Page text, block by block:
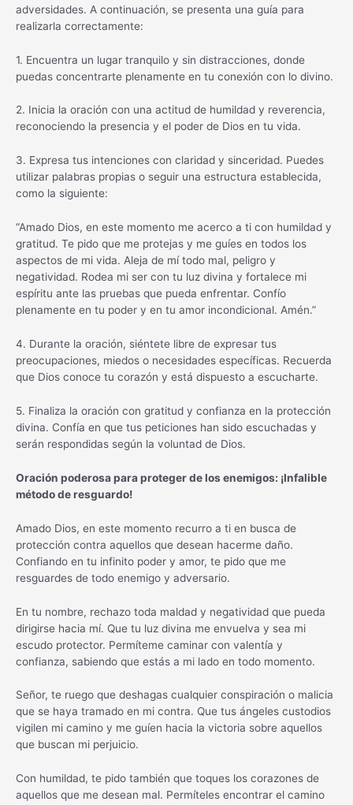
adversidades. A continuación, se presenta una guía para
realizarla correctamente:
1. Encuentra un lugar tranquilo y sin distracciones, donde
puedas concentrarte plenamente en tu conexión con lo divino.
2. Inicia la oración con una actitud de humildad y reverencia,
reconociendo la presencia y el poder de Dios en tu vida.
3. Expresa tus intenciones con claridad y sinceridad. Puedes
utilizar palabras propias o seguir una estructura establecida,
como la siguiente:
“Amado Dios, en este momento me acerco a ti con humildad y
gratitud. Te pido que me protejas y me guíes en todos los
aspectos de mi vida. Aleja de mí todo mal, peligro y
negatividad. Rodea mi ser con tu luz divina y fortalece mi
espíritu ante las pruebas que pueda enfrentar. Confío
plenamente en tu poder y en tu amor incondicional. Amén.”
4. Durante la oración, siéntete libre de expresar tus
preocupaciones, miedos o necesidades específicas. Recuerda
que Dios conoce tu corazón y está dispuesto a escucharte.
5. Finaliza la oración con gratitud y confianza en la protección
divina. Confía en que tus peticiones han sido escuchadas y
serán respondidas según la voluntad de Dios.
Oración poderosa para proteger de los enemigos: ¡Infalible
método de resguardo!
Amado Dios, en este momento recurro a ti en busca de
protección contra aquellos que desean hacerme daño.
Confiando en tu infinito poder y amor, te pido que me
resguardes de todo enemigo y adversario.
En tu nombre, rechazo toda maldad y negatividad que pueda
dirigirse hacia mí. Que tu luz divina me envuelva y sea mi
escudo protector. Permíteme caminar con valentía y
confianza, sabiendo que estás a mi lado en todo momento.
Señor, te ruego que deshagas cualquier conspiración o malicia
que se haya tramado en mi contra. Que tus ángeles custodios
vigilen mi camino y me guíen hacia la victoria sobre aquellos
que buscan mi perjuicio.
Con humildad, te pido también que toques los corazones de
aquellos que me desean mal. Permíteles encontrar el camino